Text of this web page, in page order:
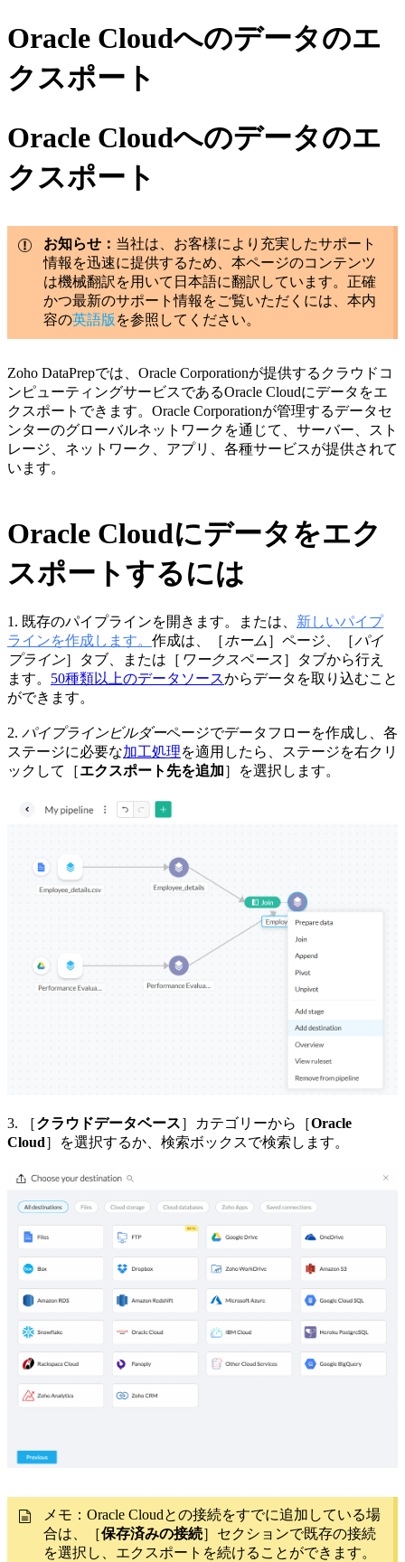
Oracle Cloudへのデータのエ
クスポート
Oracle Cloudへのデータのエ
クスポート
お知らせ： 当社は、お客様により充実したサポート
情報を迅速に提供するため、本ページのコンテンツ
は機械翻訳を用いて日本語に翻訳しています。正確
かつ最新のサポート情報をご覧いただくには、本内
容の英語版 を参照してください。
Zoho DataPrepでは、Oracle Corporationが提供するクラウドコ
ンピューティングサービスであるOracle Cloudにデータをエ
クスポートできます。Oracle Corporationが管理するデータセ
ンターのグローバルネットワークを通じて、サーバー、スト
レージ、ネットワーク、アプリ、各種サービスが提供されて
います。
Oracle Cloudにデータをエク
スポートするには
1. 既存のパイプラインを開きます。または、 新しいパイプ
ラインを作成します。 作成は、 ［ホーム］ページ、 ［パイ
プライン］ タブ、または ［ ワークスペース］
タブから行え
ます。 50種類以上のデータソースからデータを取り込むこと
ができます。
2. パイプラインビルダーページでデータフローを作成し、各
ステージに必要な加工処理を適用したら、ステージを右クリ
ックして［エクスポート先を追加］を選択します。
3. ［クラウドデータベース］カテゴリーから［Oracle
Cloud］を選択するか、検索ボックスで検索します。
メモ：Oracle Cloudとの接続をすでに追加している場
合は、［保存済みの接続］セクションで既存の接続
を選択し、エクスポートを続けることができます。